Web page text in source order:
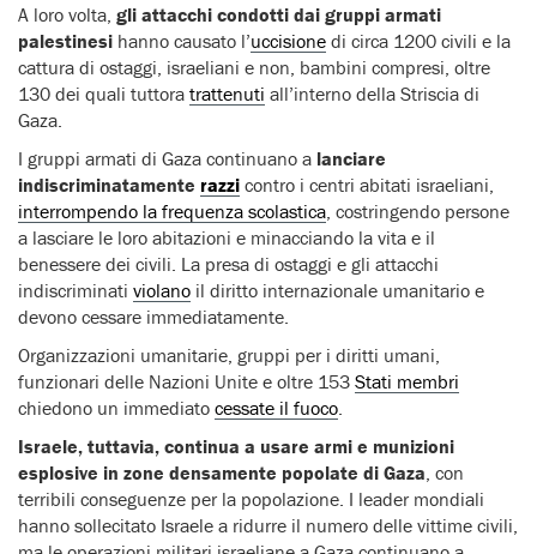
A loro volta, gli attacchi condotti dai gruppi armati
palestinesi hanno causato l’uccisione di circa 1200 civili e la
cattura di ostaggi, israeliani e non, bambini compresi, oltre
130 dei quali tuttora trattenuti all’interno della Striscia di
Gaza.
I gruppi armati di Gaza continuano a lanciare
indiscriminatamente razzi contro i centri abitati israeliani,
interrompendo la frequenza scolastica , costringendo persone
a lasciare le loro abitazioni e minacciando la vita e il
benessere dei civili. La presa di ostaggi e gli attacchi
indiscriminati violano il diritto internazionale umanitario e
devono cessare immediatamente.
Organizzazioni umanitarie, gruppi per i diritti umani,
funzionari delle Nazioni Unite e oltre 153 Stati membri
chiedono un immediato cessate il fuoco
Israele, tuttavia, continua a usare armi e munizioni
esplosive in zone densamente popolate di Gaza , con
terribili conseguenze per la popolazione. I leader mondiali
hanno sollecitato Israele a ridurre il numero delle vittime civili,